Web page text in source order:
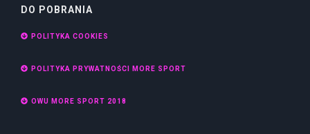
DO POBRANIA
POLITYKA COOKIES
POLITYKA PRYWATNOŚCI MORE SPORT
OWU MORE SPORT 2018